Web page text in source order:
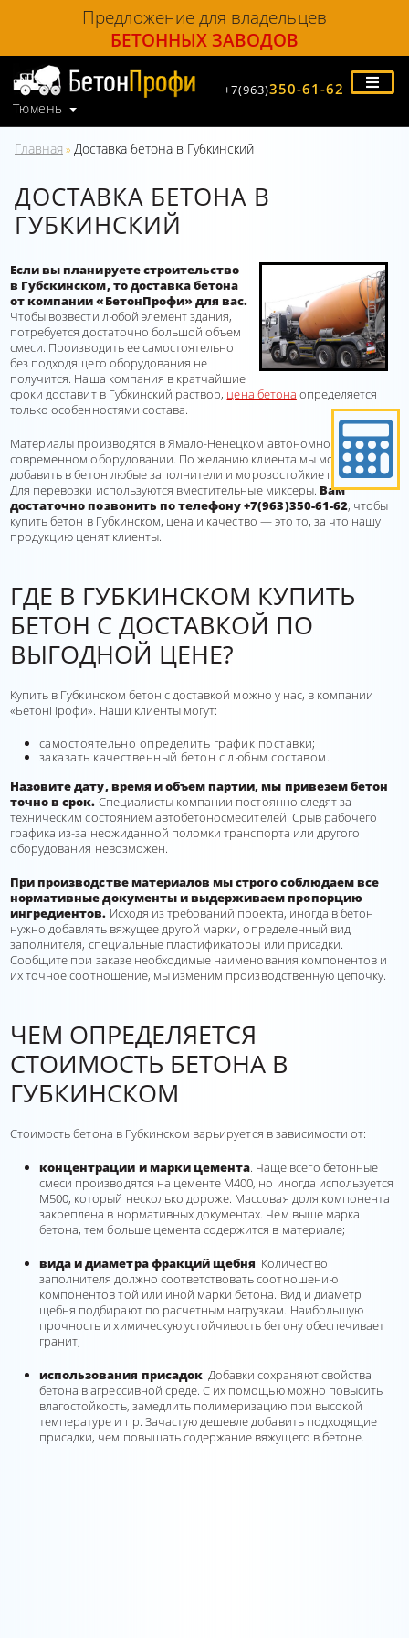
Предложение для владельцев
БЕТОННЫХ ЗАВОДОВ
Тюмень
+7(963)350-61-62
Главная » Доставка бетона в Губкинский
ДОСТАВКА БЕТОНА В
ГУБКИНСКИЙ
Если вы планируете строительство
в Губскинском, то доставка бетона
от компании «БетонПрофи» для вас.
Чтобы возвести любой элемент здания,
потребуется достаточно большой объем
смеси. Производить ее самостоятельно
без подходящего оборудования не
получится. Наша компания в кратчайшие
сроки доставит в Губкинский раствор, цена бетона определяется
только особенностями состава.
Материалы производятся в Ямало-Ненецком автономном округе на
современном оборудовании. По желанию клиента мы можем
добавить в бетон любые заполнители и морозостойкие присадки.
Для перевозки используются вместительные миксеры. Вам
достаточно позвонить по телефону +7(963)350-61-62, чтобы
купить бетон в Губкинском, цена и качество — это то, за что нашу
продукцию ценят клиенты.
ГДЕ В ГУБКИНСКОМ КУПИТЬ
БЕТОН С ДОСТАВКОЙ ПО
ВЫГОДНОЙ ЦЕНЕ?
Купить в Губкинском бетон с доставкой можно у нас, в компании
«БетонПрофи». Наши клиенты могут:
самостоятельно определить график поставки;
заказать качественный бетон с любым составом.
Назовите дату, время и объем партии, мы привезем бетон
точно в срок. Специалисты компании постоянно следят за
техническим состоянием автобетоносмесителей. Срыв рабочего
графика из-за неожиданной поломки транспорта или другого
оборудования невозможен.
При производстве материалов мы строго соблюдаем все
нормативные документы и выдерживаем пропорцию
ингредиентов. Исходя из требований проекта, иногда в бетон
нужно добавлять вяжущее другой марки, определенный вид
заполнителя, специальные пластификаторы или присадки.
Сообщите при заказе необходимые наименования компонентов и
их точное соотношение, мы изменим производственную цепочку.
ЧЕМ ОПРЕДЕЛЯЕТСЯ
СТОИМОСТЬ БЕТОНА В
ГУБКИНСКОМ
Стоимость бетона в Губкинском варьируется в зависимости от:
концентрации и марки цемента. Чаще всего бетонные
смеси производятся на цементе М400, но иногда используется
М500, который несколько дороже. Массовая доля компонента
закреплена в нормативных документах. Чем выше марка
бетона, тем больше цемента содержится в материале;
вида и диаметра фракций щебня. Количество
заполнителя должно соответствовать соотношению
компонентов той или иной марки бетона. Вид и диаметр
щебня подбирают по расчетным нагрузкам. Наибольшую
прочность и химическую устойчивость бетону обеспечивает
гранит;
использования присадок. Добавки сохраняют свойства
бетона в агрессивной среде. С их помощью можно повысить
влагостойкость, замедлить полимеризацию при высокой
температуре и пр. Зачастую дешевле добавить подходящие
присадки, чем повышать содержание вяжущего в бетоне.